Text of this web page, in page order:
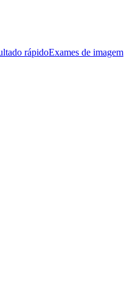
rápidoExames de imagem